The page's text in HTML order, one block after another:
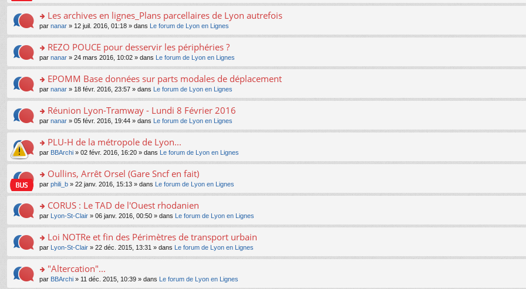
e
nt
u
s
ré
c
e
nt
le
pl
u
s
ré
c
e
nt
e
n
n
le
pl
u
s
ré
c
e
nt
s
a
g
e
n
n
le
pl
u
s
ré
c
e
nt
le
m
e
s
a
g
e
n
n
le
pl
u
s
ré
c
e
nt
n
s
ult
er
le
m
e
s
a
g
e
n
n
le
pl
u
s
ré
c
e
nt
o
n
s
ult
er
le
m
e
s
a
g
e
n
n
le
pl
u
s
ré
c
e
nt
Les archives en lignes_Plans parcellaires de Lyon autrefois
par nanar » 12 juil. 2016, 01:18 » dans Le forum de Lyon en Lignes
o
n
s
ult
er
le
m
e
s
a
g
e
n
n
le
pl
u
s
ré
c
e
nt
REZO POUCE pour desservir les périphéries ?
par nanar » 24 mars 2016, 10:02 » dans Le forum de Lyon en Lignes
o
n
s
ult
er
le
m
e
s
a
g
e
n
n
le
pl
u
s
ré
c
EPOMM Base données sur parts modales de déplacement
par nanar » 18 févr. 2016, 23:57 » dans Le forum de Lyon en Lignes
o
n
s
ult
er
le
m
e
s
a
g
e
n
n
le
pl
Réunion Lyon-Tramway - Lundi 8 Février 2016
par nanar » 05 févr. 2016, 19:44 » dans Le forum de Lyon en Lignes
o
n
s
ult
er
le
m
e
s
a
g
e
n
n
PLU-H de la métropole de Lyon...
par BBArchi » 02 févr. 2016, 16:20 » dans Le forum de Lyon en Lignes
o
n
s
ult
er
le
m
e
s
a
g
Oullins, Arrêt Orsel (Gare Sncf en fait)
par phili_b » 22 janv. 2016, 15:13 » dans Le forum de Lyon en Lignes
o
n
s
ult
er
le
m
e
s
CORUS : Le TAD de l'Ouest rhodanien
par Lyon-St-Clair » 06 janv. 2016, 00:50 » dans Le forum de Lyon en Lignes
o
n
s
ult
er
Loi NOTRe et fin des Périmètres de transport urbain
par Lyon-St-Clair » 22 déc. 2015, 13:31 » dans Le forum de Lyon en Lignes
o
"Altercation"...
par BBArchi » 11 déc. 2015, 10:39 » dans Le forum de Lyon en Lignes